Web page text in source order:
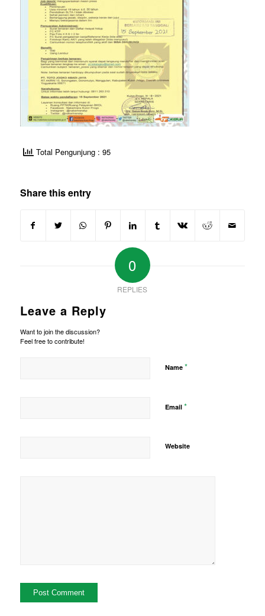
Total Pengunjung : 95
Share this entry
0
REPLIES
Leave a Reply
Want to join the discussion?
Feel free to contribute!
Name *
Email *
Website